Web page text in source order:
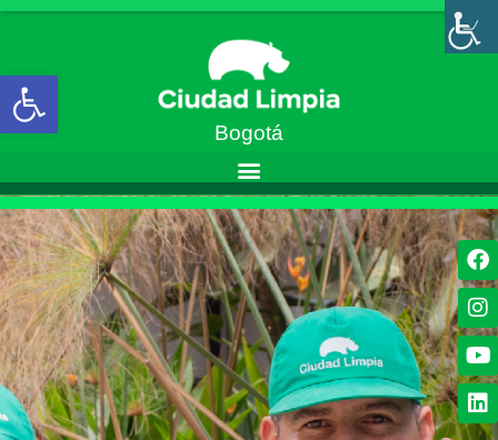
Abrir barra de herramientas
Bogotá